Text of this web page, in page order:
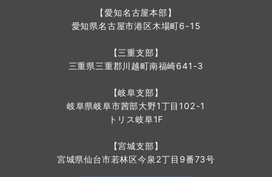
【愛知名古屋本部】
愛知県名古屋市港区木場町6-15
【三重支部】
三重県三重郡川越町南福崎641-3
【岐阜支部】
岐阜県岐阜市茜部大野1丁目102-1
トリス岐阜1F
【宮城支部】
宮城県仙台市若林区今泉2丁目9番73号